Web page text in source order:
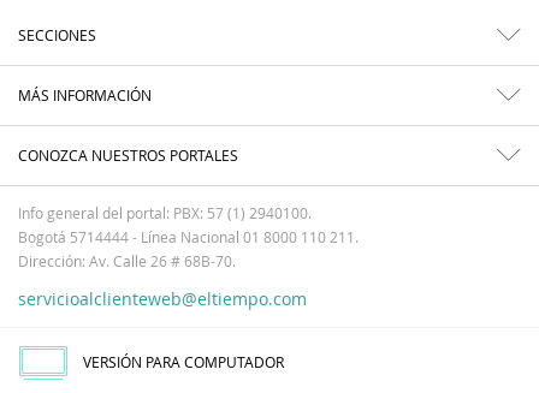
SECCIONES
MÁS INFORMACIÓN
CONOZCA NUESTROS PORTALES
Info general del portal: PBX: 57 (1) 2940100.
Bogotá 5714444 - Línea Nacional 01 8000 110 211.
Dirección: Av. Calle 26 # 68B-70.
servicioalclienteweb@eltiempo.com
VERSIÓN PARA COMPUTADOR